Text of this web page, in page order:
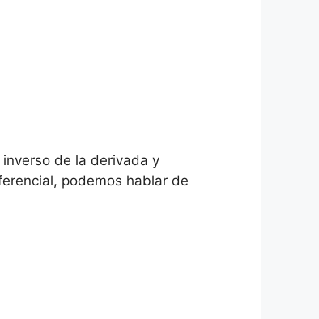
de la derivada y
podemos hablar de